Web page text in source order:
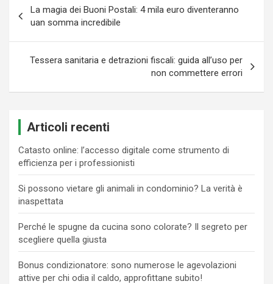
articoli
La magia dei Buoni Postali: 4 mila euro diventeranno
uan somma incredibile
Tessera sanitaria e detrazioni fiscali: guida all’uso per
non commettere errori
Articoli recenti
Catasto online: l’accesso digitale come strumento di
efficienza per i professionisti
Si possono vietare gli animali in condominio? La verità è
inaspettata
Perché le spugne da cucina sono colorate? Il segreto per
scegliere quella giusta
Bonus condizionatore: sono numerose le agevolazioni
attive per chi odia il caldo, approfittane subito!